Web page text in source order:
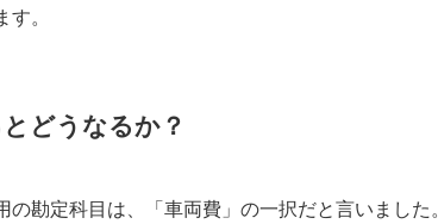
。
どうなるか？
勘定科目は、「車両費」の一択だと言いました。